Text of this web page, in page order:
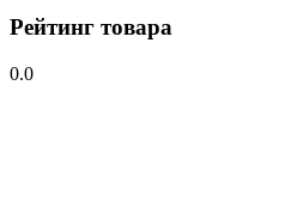
Рейтинг товара
0.0